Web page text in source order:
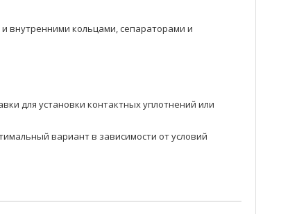
внутренними кольцами, сепараторами и
для установки контактных уплотнений или
вариант в зависимости от условий